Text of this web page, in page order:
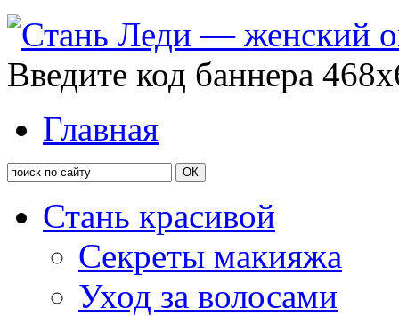
Введите код баннера
Главная
Стань красивой
Секреты макияжа
Уход за волосами